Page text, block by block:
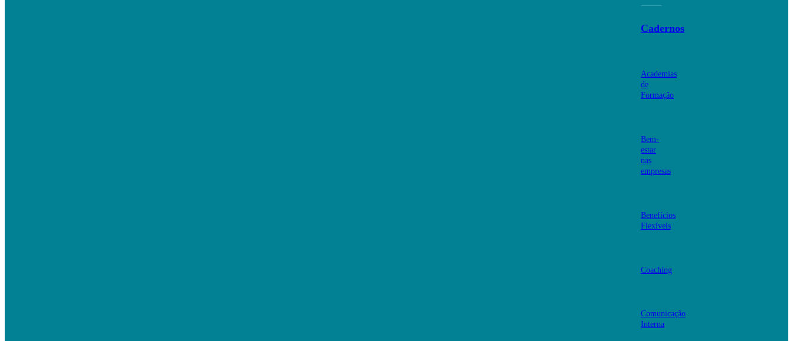
Cadernos
Academias
de
Formação
Bem-
estar
nas
empresas
Benefícios
Flexíveis
Coaching
Comunicação
Interna